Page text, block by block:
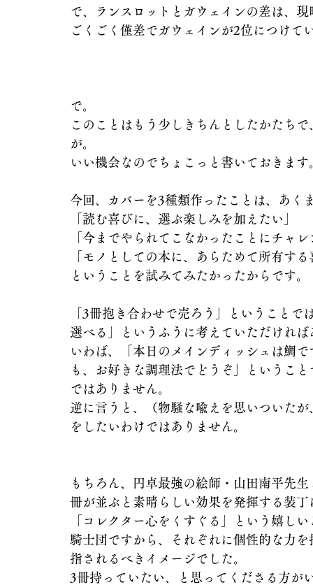
で、ランスロットとガウェインの差は、
ごくごく僅差でガウェインが2位につけて
で。
このことはもう少しきちんとしたかたち
が。
いい機会なのでちょこっと書いておきます
今回、カバーを3種類作ったことは、あく
「読む喜びに、選ぶ楽しみを加えたい」
「今までやられてこなかったことにチャ
「モノとしての本に、あらためて所有す
ということを試みてみたかったからです。
「3冊抱き合わせで売ろう」ということ
選べる」というふうに考えていただけれ
いわば、「本日のメインディッシュは鯛
も、お好きな調理法でどうぞ」というこ
ではありません。
逆に言うと、（物騒な喩えを思いついた
をしたいわけではありません。
もちろん、円卓最強の絵師・山田南平先
冊が並ぶと素晴らしい効果を発揮する装
「コレクター心をくすぐる」という嬉し
騎士団ですから、それぞれに個性的な力
指されるべきイメージでした。
3冊持っていたい、と思ってくださる方が